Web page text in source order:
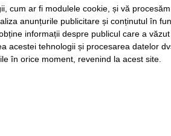
Redactia
Folosinta
cum ar fi modulele cookie, și vă
anunțurile publicitare și conținutul în
informații despre publicul care a
acestei tehnologii și procesarea datelor
în orice moment, revenind la acest site.